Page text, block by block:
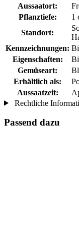
Aussaatort:
Pflanztiefe:
1
Standort:
Kennzeichnungen:
Eigenschaften:
Gemüseart:
Erhältlich als:
Aussaatzeit:
Rechtliche
Passend dazu